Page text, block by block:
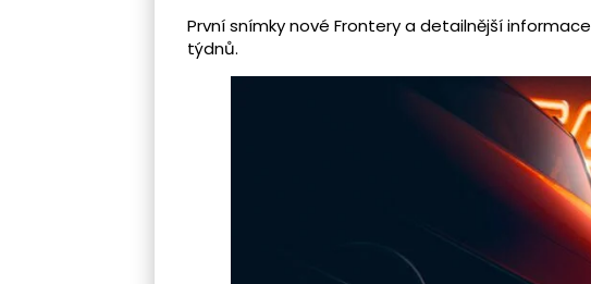
První snímky nové Frontery a detailnější informace
týdnů.